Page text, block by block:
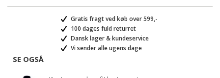
Gratis fragt ved køb over 599,-
100 dages fuld returret
Dansk lager & kundeservice
Vi sender alle ugens dage
SE OGSÅ